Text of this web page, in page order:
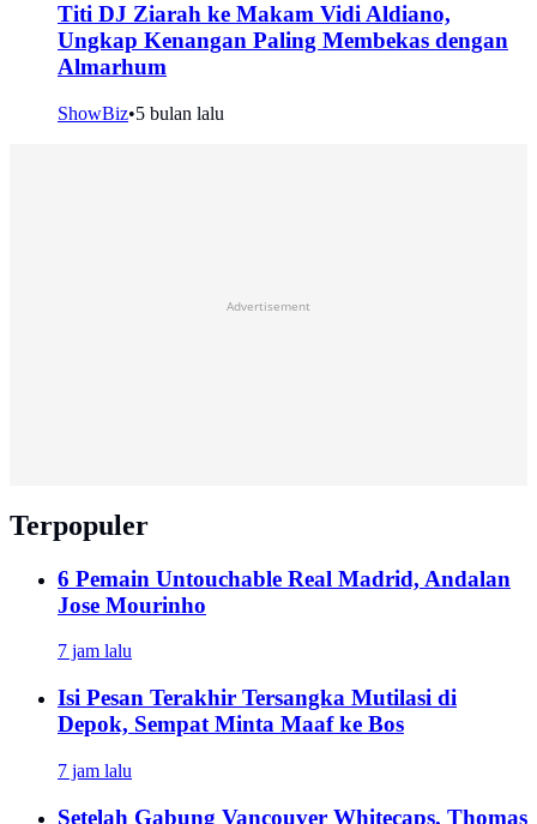
Titi DJ Ziarah ke Makam Vidi Aldiano,
Ungkap Kenangan Paling Membekas dengan
Almarhum
ShowBiz•5 bulan lalu
Advertisement
Terpopuler
6 Pemain Untouchable Real Madrid, Andalan
Jose Mourinho
7 jam lalu
Isi Pesan Terakhir Tersangka Mutilasi di
Depok, Sempat Minta Maaf ke Bos
7 jam lalu
Setelah Gabung Vancouver Whitecaps, Thomas